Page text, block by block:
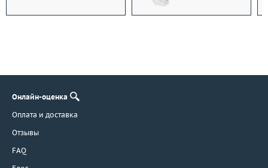
Онлайн-оценка
Оплата и доставка
Отзывы
FAQ